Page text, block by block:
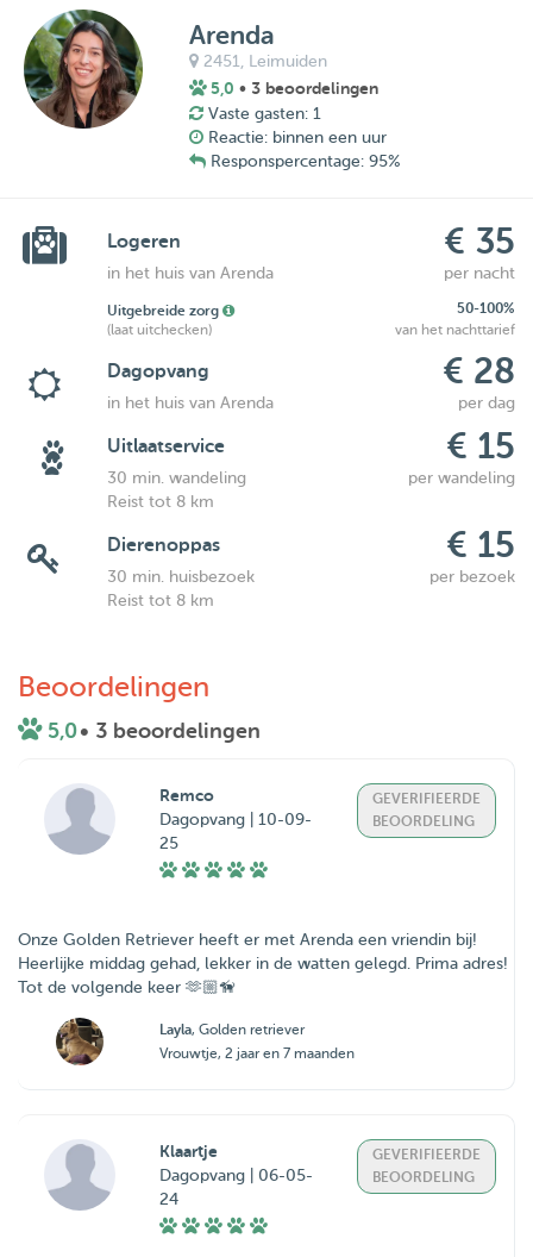
Arenda
2451, Leimuiden
5,0 • 3 beoordelingen
Vaste gasten: 1
Reactie: binnen een uur
Responspercentage: 95%
Logeren € 35
in het huis van Arenda per nacht
Uitgebreide zorg
50-100%
(laat uitchecken)
van het nachttarief
Dagopvang € 28
in het huis van Arenda per dag
Uitlaatservice € 15
30 min. wandeling
per wandeling
Reist tot 8 km
Dierenoppas € 15
30 min. huisbezoek
per bezoek
Reist tot 8 km
Beoordelingen
5,0• 3 beoordelingen
Remco
Dagopvang | 10-09-
25
GEVERIFIEERDE
BEOORDELING
Onze Golden Retriever heeft er met Arenda een vriendin bij!
Heerlijke middag gehad, lekker in de watten gelegd. Prima adres!
Tot de volgende keer 🫶🏼🦮
Layla, Golden retriever
Vrouwtje, 2 jaar en 7 maanden
Klaartje
Dagopvang | 06-05-
24
GEVERIFIEERDE
BEOORDELING